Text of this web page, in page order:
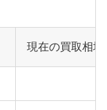
現在の買取相